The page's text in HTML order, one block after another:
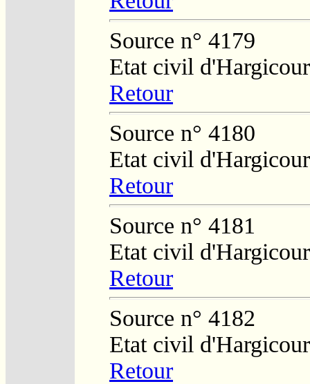
Source n° 4179
Etat civil
Retour
Source n° 4180
Etat civil
Retour
Source n° 4181
Etat civil
Retour
Source n° 4182
Etat civil
Retour